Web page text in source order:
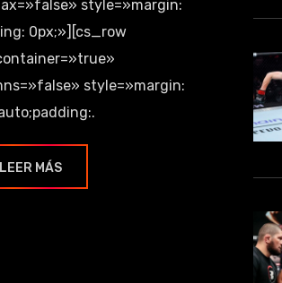
style=»margin:
0px;»][cs_row
style=»margin:
LEER MÁS